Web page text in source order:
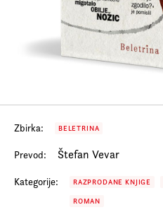
Zbirka: BELETRINA
Prevod: Štefan Vevar
Kategorije: RAZPRODANE KNJIGE
ROMAN